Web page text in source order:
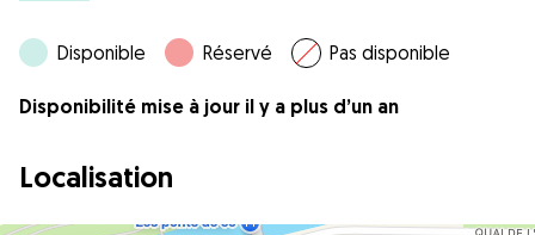
Disponible Réservé Pas disponible
Disponibilité mise à jour il y a plus d’un an
Localisation